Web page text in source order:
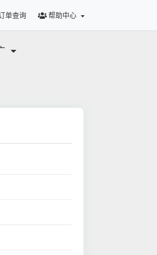
单查询 帮助中心